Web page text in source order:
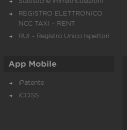
Statistiche immatricolazioni
REGISTRO ELETTRONICO
NCC TAXI – RENT
RUI - Registro Unico Ispettori
App Mobile
iPatente
iCCISS